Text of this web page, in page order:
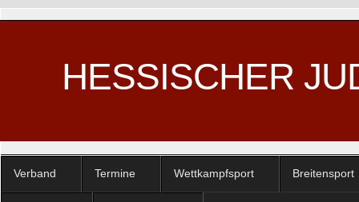
HESSISCHER
Verband Termine Wettkampfsport Breitensport